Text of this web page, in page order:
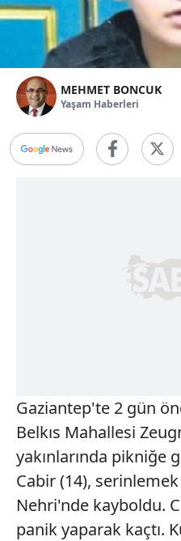
MEHMET BONCUK
Yaşam Haberleri
Gaziantep'te 2 gün
Belkıs Mahallesi
yakınlarında pikniğe
Cabir (14),
Nehri'nde kayboldu.
panik yaparak kaçtı.